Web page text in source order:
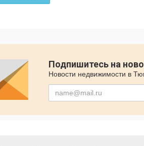
Подпишитесь на
Новости недвижимости в